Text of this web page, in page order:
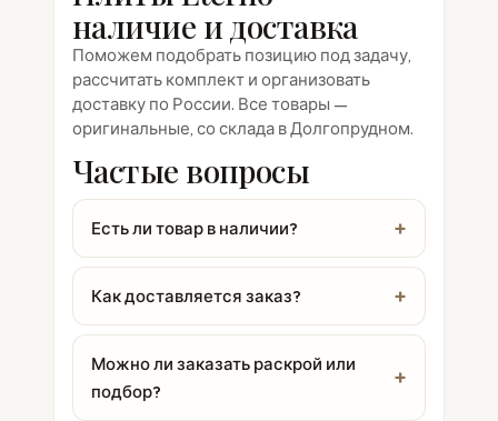
наличие и доставка
Поможем подобрать позицию под задачу,
рассчитать комплект и организовать
доставку по России. Все товары —
оригинальные, со склада в Долгопрудном.
Частые вопросы
Есть ли товар в наличии?
Как доставляется заказ?
Можно ли заказать раскрой или
подбор?